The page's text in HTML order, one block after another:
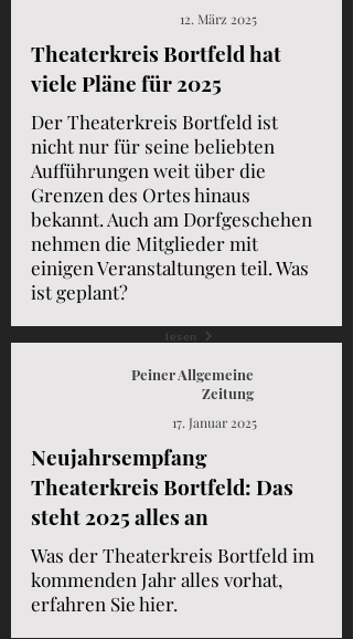
12. März 2025
Theaterkreis Bortfeld hat
viele Pläne für 2025
Der Theaterkreis Bortfeld ist
nicht nur für seine beliebten
Aufführungen weit über die
Grenzen des Ortes hinaus
bekannt. Auch am Dorfgeschehen
nehmen die Mitglieder mit
einigen Veranstaltungen teil. Was
ist geplant?
lesen
Peiner Allgemeine
Zeitung
17. Januar 2025
Neujahrsempfang
Theaterkreis Bortfeld: Das
steht 2025 alles an
Was der Theaterkreis Bortfeld im
kommenden Jahr alles vorhat,
erfahren Sie hier.